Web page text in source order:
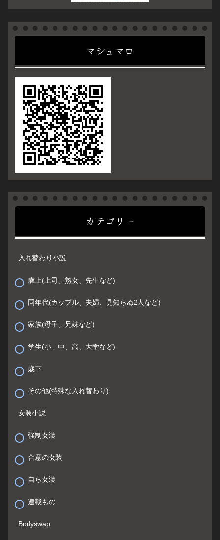
マシュマロ
カテゴリー
入れ替わり小説
歳上(上司、熟女、先生など)
同年代(カップル、夫婦、見知らぬ2人など)
家族(母子、兄妹など)
学生(小、中、高、大学など)
歳下
その他(特殊な入れ替わり)
女装小説
強制女装
合意の女装
自ら女装
連載もの
Bodyswap